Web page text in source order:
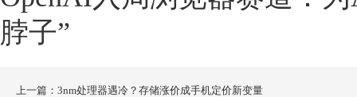
脖子”
上一篇：3nm处理器遇冷？存储涨价成手机定价新变量